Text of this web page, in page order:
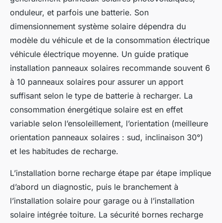
onduleur, et parfois une batterie. Son
dimensionnement système solaire dépendra du
modèle du véhicule et de la consommation électrique
véhicule électrique moyenne. Un guide pratique
installation panneaux solaires recommande souvent 6
à 10 panneaux solaires pour assurer un apport
suffisant selon le type de batterie à recharger. La
consommation énergétique solaire est en effet
variable selon l’ensoleillement, l’orientation (meilleure
orientation panneaux solaires : sud, inclinaison 30°)
et les habitudes de recharge.
L’installation borne recharge étape par étape implique
d’abord un diagnostic, puis le branchement à
l’installation solaire pour garage ou à l’installation
solaire intégrée toiture. La sécurité bornes recharge